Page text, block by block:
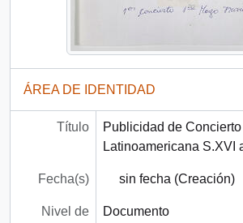
ÁREA DE IDENTIDAD
Título
Publicidad de
Latinoamericana S.XVI
Fecha(s) sin fecha (Creación)
Nivel de
Documento